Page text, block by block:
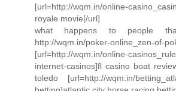
[url=http://wqm.in/online-
royale movie[/url]
what happens to people
http://wqm.in/poker-online_zen-of-
[url=http://wqm.in/online-
internet-casinos]fl casino boat
toledo [url=http://wqm.in/